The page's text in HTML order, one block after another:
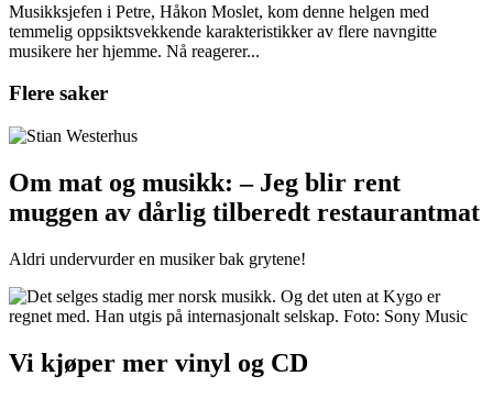
Musikksjefen i Petre, Håkon Moslet, kom denne helgen med
temmelig oppsiktsvekkende karakteristikker av flere navngitte
musikere her hjemme. Nå reagerer...
Flere saker
Om mat og musikk: – Jeg blir rent
muggen av dårlig tilberedt restaurantmat
Aldri undervurder en musiker bak grytene!
Vi kjøper mer vinyl og CD